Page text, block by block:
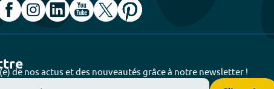
de nos actus et des nouveautés grâce à notre newsletter !